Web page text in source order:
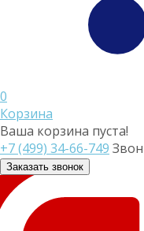
0
Корзина
Ваша корзина пуста!
+7 (499) 34-66-749
Заказать звонок